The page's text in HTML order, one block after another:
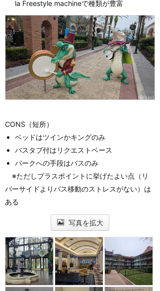
la Freestyle machineで種類が豊富
CONS（短所）
ベッドはツインかキングのみ
バスタブ付はリクエストベース
パークへの手段はバスのみ
※ただしプラスポイントに挙げたよい点（リ
バーサイドよりバス移動のストレスがない）は
ある
写真を拡大